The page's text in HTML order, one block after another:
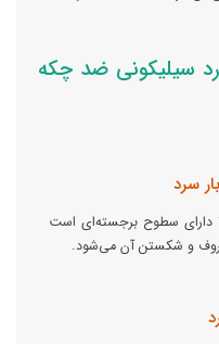
سیلیکونی ضد چکه
سرد
مت بار سرد سیلیکونی ضد چکه 30×15 دارای سطوح برجسته‌ای است
ظروف و شکستن آن می‌شود.